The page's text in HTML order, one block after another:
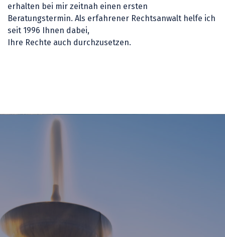
erhalten bei mir zeitnah einen ersten
Beratungstermin. Als erfahrener Rechtsanwalt helfe ich
seit 1996 Ihnen dabei,
Ihre Rechte auch durchzusetzen.